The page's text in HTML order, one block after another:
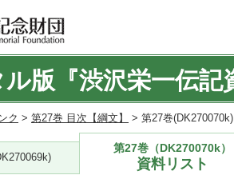
版『渋沢栄一伝記
ク > 第27巻 目次【綱文】 > 第27巻
第27巻（DK270070k）
資料リスト